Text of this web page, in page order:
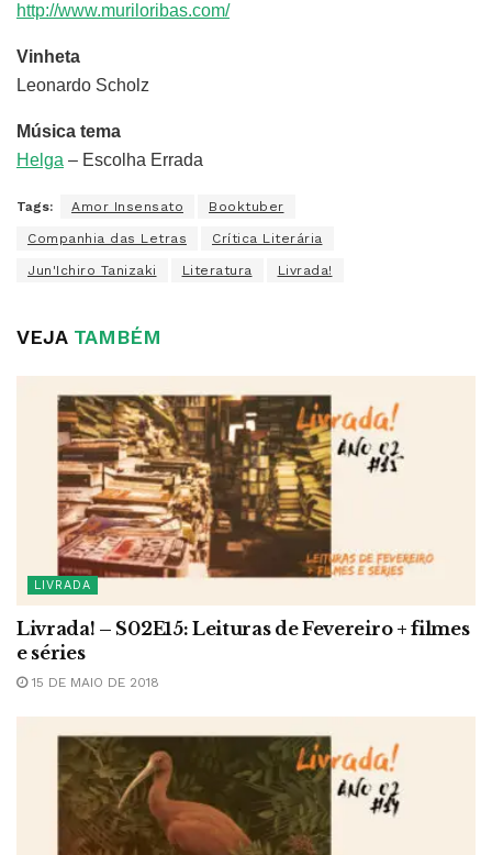
http://www.muriloribas.com/
Vinheta
Leonardo Scholz
Música tema
Helga – Escolha Errada
Tags: Amor Insensato Booktuber
Companhia das Letras Crítica Literária
Jun'Ichiro Tanizaki Literatura Livrada!
VEJATAMBÉM
LIVRADA
Livrada! – S02E15: Leituras de Fevereiro + filmes
e séries
15 DE MAIO DE 2018